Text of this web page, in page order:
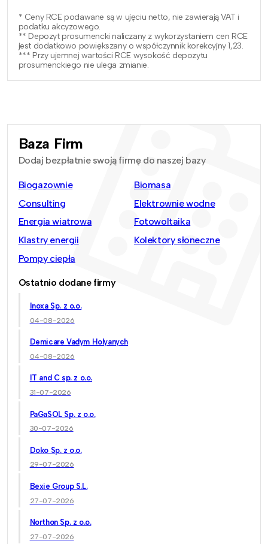
* Ceny RCE podawane są w ujęciu netto, nie zawierają VAT i
podatku akcyzowego.
** Depozyt prosumencki naliczany z wykorzystaniem cen RCE
jest dodatkowo powiększany o współczynnik korekcyjny 1,23.
*** Przy ujemnej wartości RCE wysokość depozytu
prosumenckiego nie ulega zmianie.
Baza Firm
Dodaj bezpłatnie swoją firmę do naszej bazy
Biogazownie
Biomasa
Consulting
Elektrownie wodne
Energia wiatrowa
Fotowoltaika
Klastry energii
Kolektory słoneczne
Pompy ciepła
Ostatnio dodane firmy
Inoxa Sp. z o.o.
04-08-2026
Demicare Vadym Holyanych
04-08-2026
IT and C sp. z o.o.
31-07-2026
PaGaSOL Sp. z o.o.
30-07-2026
Doko Sp. z o.o.
29-07-2026
Bexie Group S.L.
27-07-2026
Northon Sp. z o.o.
27-07-2026